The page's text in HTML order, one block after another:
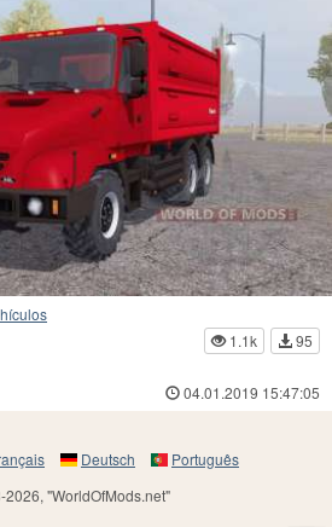
1.1k
95
04.01.2019 15:47:05
Deutsch
Português
"WorldOfMods.net"